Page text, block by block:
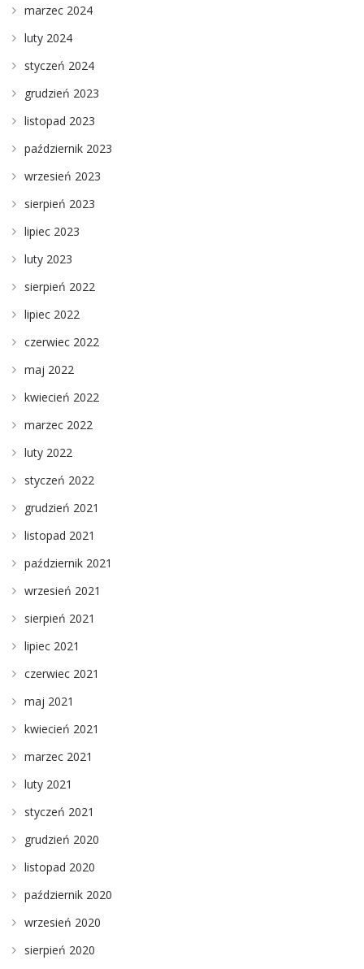
marzec 2024
luty 2024
styczeń 2024
grudzień 2023
listopad 2023
październik 2023
wrzesień 2023
sierpień 2023
lipiec 2023
luty 2023
sierpień 2022
lipiec 2022
czerwiec 2022
maj 2022
kwiecień 2022
marzec 2022
luty 2022
styczeń 2022
grudzień 2021
listopad 2021
październik 2021
wrzesień 2021
sierpień 2021
lipiec 2021
czerwiec 2021
maj 2021
kwiecień 2021
marzec 2021
luty 2021
styczeń 2021
grudzień 2020
listopad 2020
październik 2020
wrzesień 2020
sierpień 2020